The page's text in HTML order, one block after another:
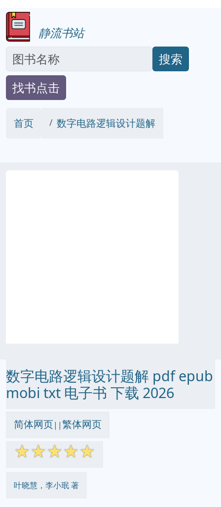
静流书站
搜索
找书点击
首页 数字电路逻辑设计题解
数字电路逻辑设计题解 pdf epub
mobi txt 电子书 下载 2026
简体网页||繁体网页
☆☆☆☆☆
叶晓慧，李小珉 著